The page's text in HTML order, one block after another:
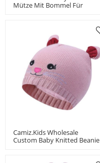
Mütze Mit Bommel Für
Camiz.kids Wholesale
Custom Baby Knitted Beanie